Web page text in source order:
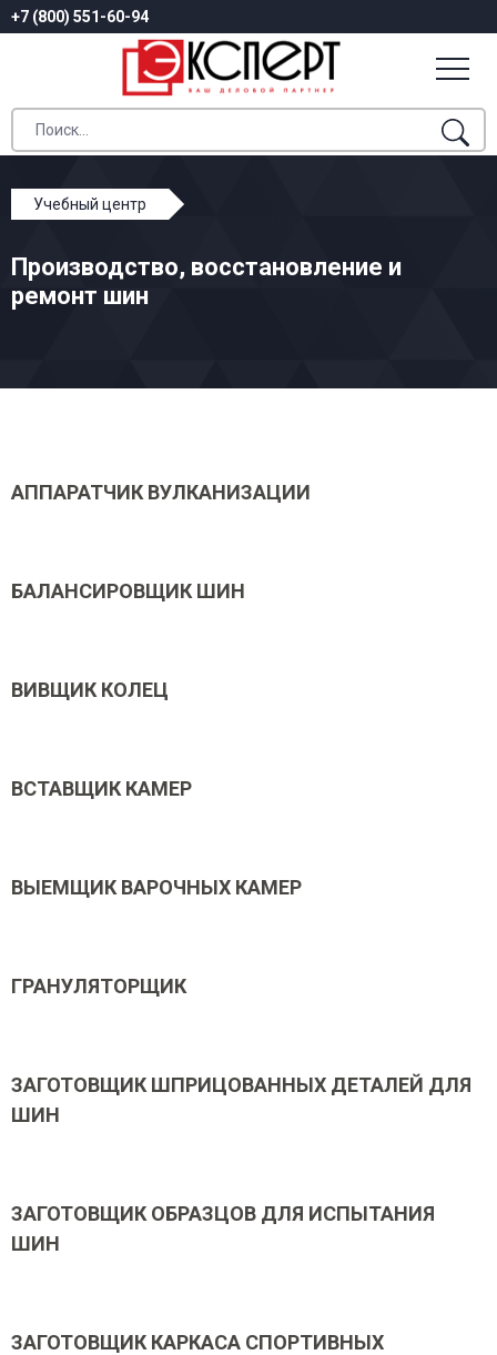
+7 (800) 551-60-94
Учебный центр
Производство, восстановление и ремонт шин
Производство, восстановление и
ремонт шин
АППАРАТЧИК ВУЛКАНИЗАЦИИ
БАЛАНСИРОВЩИК ШИН
ВИВЩИК КОЛЕЦ
ВСТАВЩИК КАМЕР
ВЫЕМЩИК ВАРОЧНЫХ КАМЕР
ГРАНУЛЯТОРЩИК
ЗАГОТОВЩИК ШПРИЦОВАННЫХ ДЕТАЛЕЙ ДЛЯ
ШИН
ЗАГОТОВЩИК ОБРАЗЦОВ ДЛЯ ИСПЫТАНИЯ
ШИН
ЗАГОТОВЩИК КАРКАСА СПОРТИВНЫХ